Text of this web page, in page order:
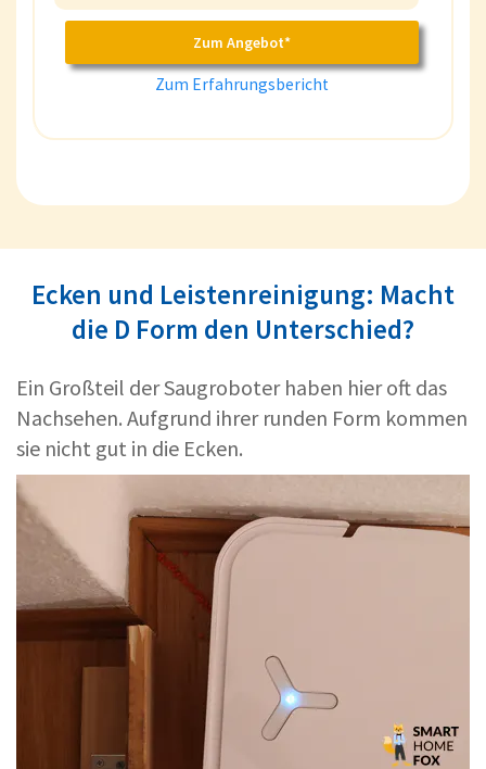
Zum Angebot*
Zum Erfahrungsbericht
Ecken und Leistenreinigung: Macht
die D Form den Unterschied?
Ein Großteil der Saugroboter haben hier oft das
Nachsehen. Aufgrund ihrer runden Form kommen
sie nicht gut in die Ecken.